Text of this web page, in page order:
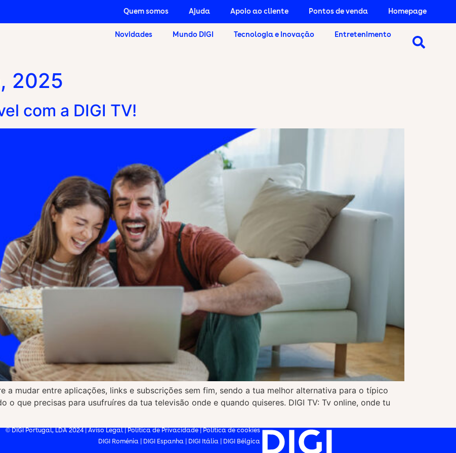
Quem somos Ajuda Apoio ao cliente Pontos de venda Homepage
Novidades Mundo DIGI Tecnologia e Inovação Entretenimento
2025
com a DIGI TV!
a mudar entre aplicações, links e subscrições sem fim, sendo a tua melhor alternativa para o típico
o que precisas para usufruíres da tua televisão onde e quando quiseres. DIGI TV: Tv online, onde tu
© DIGI Portugal, LDA 2024 |Aviso Legal|Política de Privacidade|Política de cookies
DIGI Roménia
DIGI Espanha DIGI Itália DIGI Bélgica